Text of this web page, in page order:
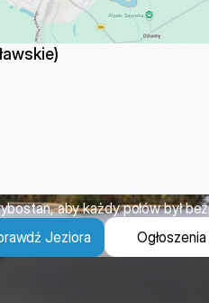
aby każdy połów był
Jeziora